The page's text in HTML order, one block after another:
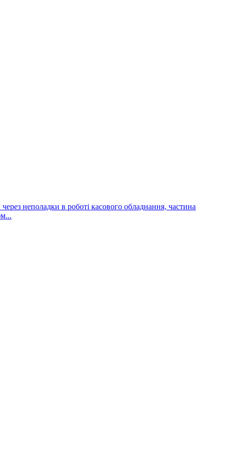
неполадки в роботі касового обладнання, частина